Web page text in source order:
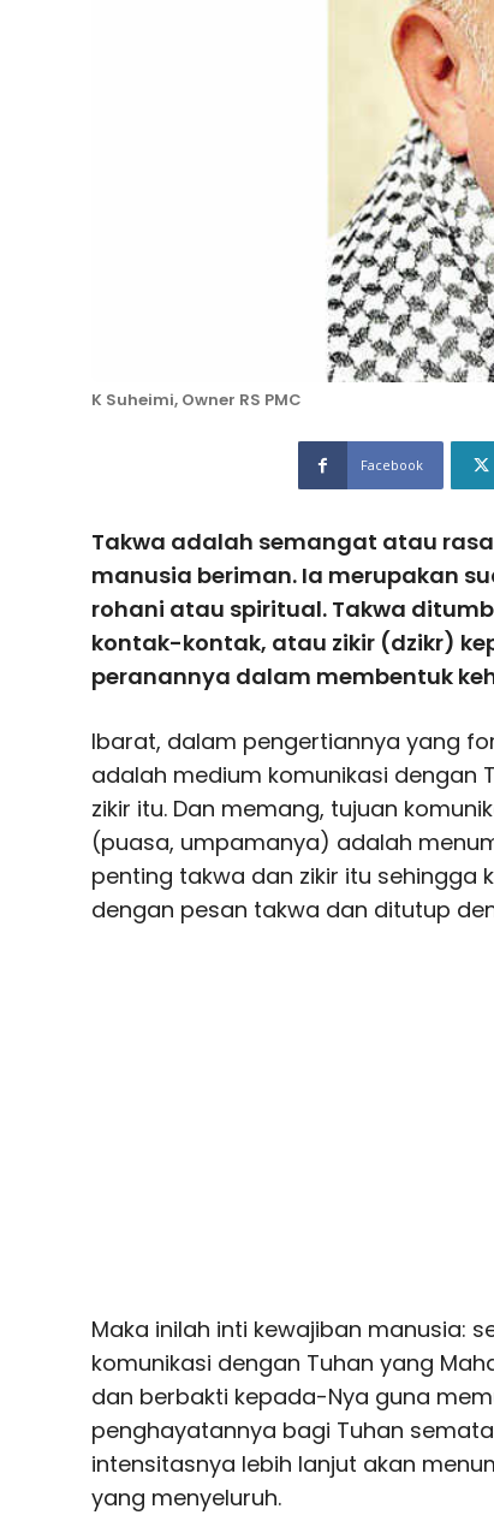
K Suheimi, Owner RS PMC
Facebook
Takwa adalah semangat atau
manusia beriman. Ia merupakan
rohani atau spiritual. Takwa
kontak-kontak, atau zikir (dzikr)
peranannya dalam membentuk
Ibarat, dalam pengertiannya yang
adalah medium komunikasi dengan
zikir itu. Dan memang, tujuan
(puasa, umpamanya) adalah
penting takwa dan zikir itu sehingga
dengan pesan takwa dan ditutup
Maka inilah inti kewajiban manusia:
komunikasi dengan Tuhan yang
dan berbakti kepada-Nya guna
penghayatannya bagi Tuhan
intensitasnya lebih lanjut akan
yang menyeluruh.